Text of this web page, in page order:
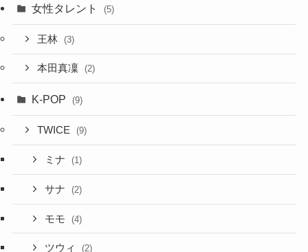
女性タレント (5)
王林 (3)
本田真凜 (2)
K-POP (9)
TWICE (9)
ミナ (1)
サナ (2)
モモ (4)
ツウィ (2)